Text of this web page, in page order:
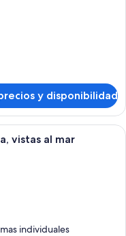
y disponibilidad
con vistas a un atardecer
vistas al mar
individuales